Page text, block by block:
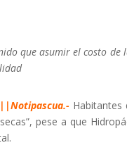
que asumir el costo
Habitantes
pese a que